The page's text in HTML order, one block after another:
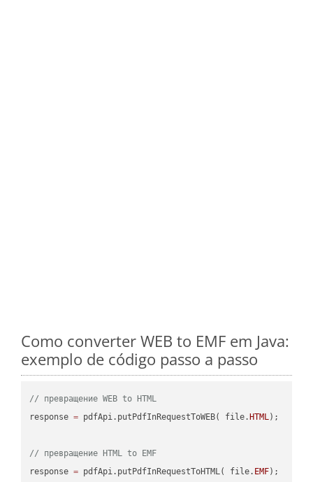
Como converter WEB to EMF em Java:
exemplo de código passo a passo
// превращение WEB to HTML
response = pdfApi.putPdfInRequestToWEB( file. HTML);
// превращение HTML to EMF
response = pdfApi.putPdfInRequestToHTML( file. EMF